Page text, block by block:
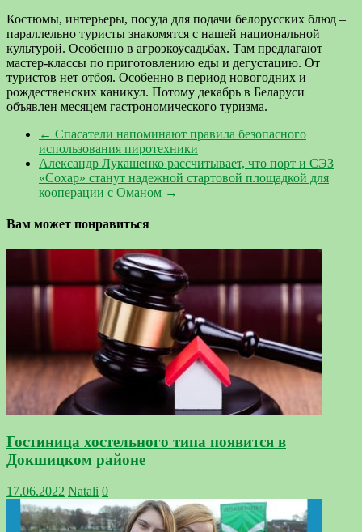
Костюмы, интерьеры, посуда для подачи белорусских блюд –
параллельно туристы знакомятся с нашей национальной
культурой. Особенно в агроэкоусадьбах. Там предлагают
мастер-классы по приготовлению еды и дегустацию. От
туристов нет отбоя. Особенно в период новогодних и
рождественских каникул. Потому декабрь в Беларуси
объявлен месяцем гастрономического туризма.
← Спасатели напоминают правила безопасного
использования пиротехники
Александр Лукашенко рассчитывает, что порт и СЭЗ
«Сохар» станут надежной стартовой площадкой для
кооперации с Оманом →
Вам может понравиться
Гостиница хостельного типа появится в
Докшицком районе
17.06.2022 Natali 0